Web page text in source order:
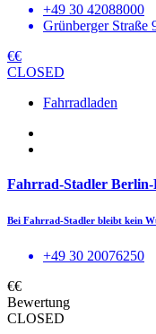
+49 30 42088000
Grünberger Straße
€€
CLOSED
Fahrradladen
Fahrrad-Stadler
Bei Fahrrad-Stadler bleibt kein
+49 30 20076250
€€
Bewertung
CLOSED